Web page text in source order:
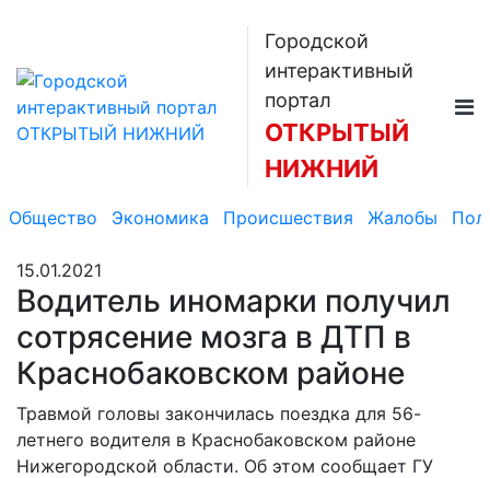
Городской
интерактивный
портал
ОТКРЫТЫЙ
НИЖНИЙ
Общество Экономика Происшествия Жалобы
15.01.2021
Водитель иномарки получил
сотрясение мозга в ДТП в
Краснобаковском районе
Травмой головы закончилась поездка для 56-
летнего водителя в Краснобаковском районе
Нижегородской области. Об этом сообщает ГУ